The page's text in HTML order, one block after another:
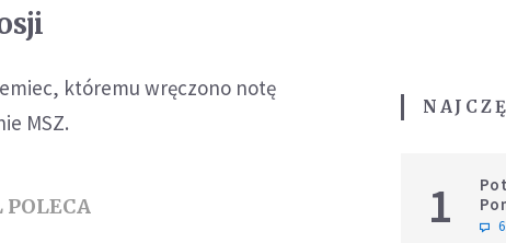
któremu wręczono notę
MSZ.
POLECA 1